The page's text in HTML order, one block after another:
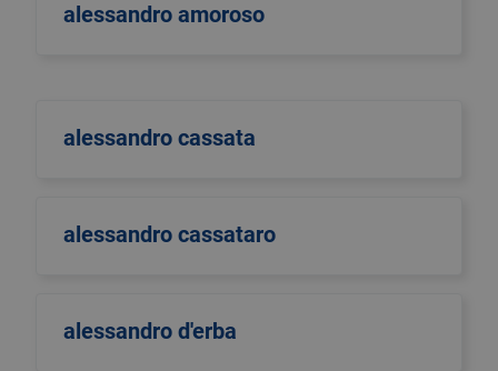
alessandro amoroso
alessandro cassata
alessandro cassataro
alessandro d'erba